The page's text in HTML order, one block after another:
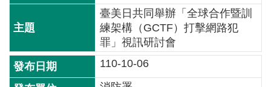
答
電
子
報
臺美日共同舉辦「全球合作暨訓
練架構（GCTF）打擊網路犯
罪」視訊研討會
110-10-06